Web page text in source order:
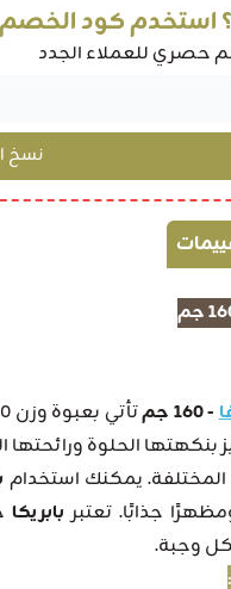
استخدم كود الخصم
للعملاء الجدد
- 160 جم تأتي بعبوة وزن 160 جرام، وتُعتبر إضافة مثالية لمائدتك.
بنكهتها الحلوة ورائحتها
المختلفة. يمكنك استخدام
جذابًا. تعتبر بابريكا
وجبة.